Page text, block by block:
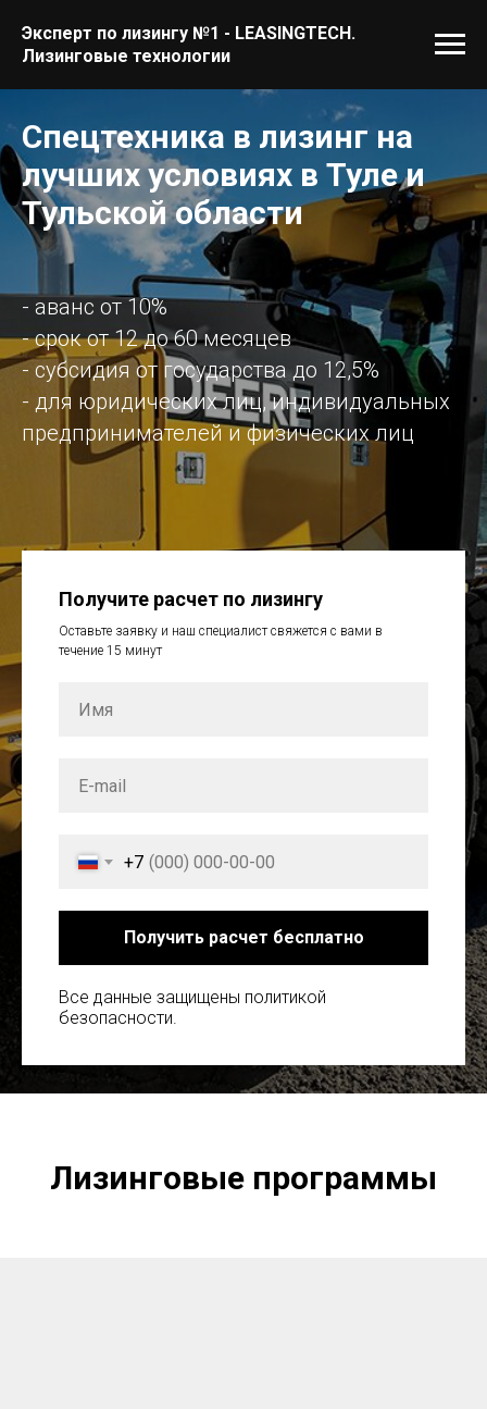
Эксперт по лизингу №1 - LEASINGTECH.
Лизинговые технологии
Спецтехника в лизинг на
лучших условиях в Туле и
Тульской области
- аванс от 10%
- срок от 12 до 60 месяцев
- субсидия от государства до 12,5%
- для юридических лиц, индивидуальных
предпринимателей и физических лиц
Получите расчет по лизингу
Оставьте заявку и наш специалист свяжется с вами в
течение 15 минут
+7
Получить расчет бесплатно
Все данные защищены политикой
безопасности.
Лизинговые программы